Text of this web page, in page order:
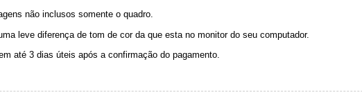
não inclusos somente o quadro.
leve diferença de tom de cor da que esta no monitor do seu computador.
até 3 dias úteis após a confirmação do pagamento.